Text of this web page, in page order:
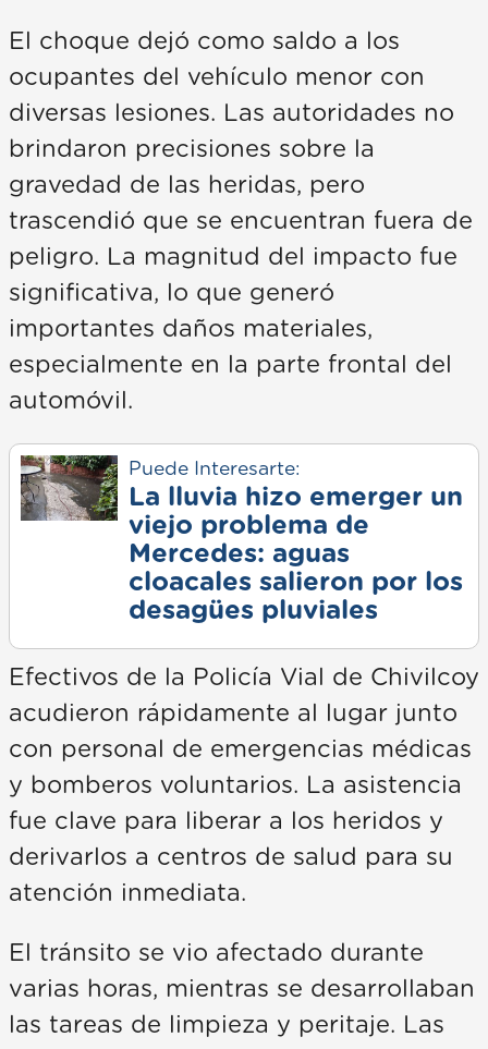
El choque dejó como saldo a los
ocupantes del vehículo menor con
diversas lesiones. Las autoridades no
brindaron precisiones sobre la
gravedad de las heridas, pero
trascendió que se encuentran fuera de
peligro. La magnitud del impacto fue
significativa, lo que generó
importantes daños materiales,
especialmente en la parte frontal del
automóvil.
Puede Interesarte:
La lluvia hizo emerger un
viejo problema de
Mercedes: aguas
cloacales salieron por los
desagües pluviales
Efectivos de la Policía Vial de Chivilcoy
acudieron rápidamente al lugar junto
con personal de emergencias médicas
y bomberos voluntarios. La asistencia
fue clave para liberar a los heridos y
derivarlos a centros de salud para su
atención inmediata.
El tránsito se vio afectado durante
varias horas, mientras se desarrollaban
las tareas de limpieza y peritaje. Las